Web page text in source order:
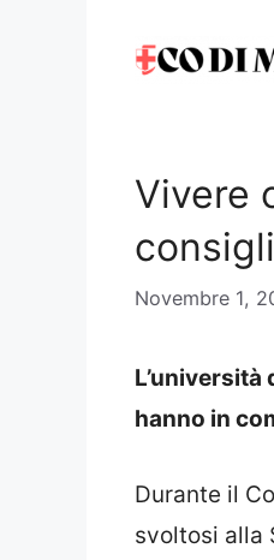
Vivere
Novembre 1,
hanno in
Durante il
svoltosi alla